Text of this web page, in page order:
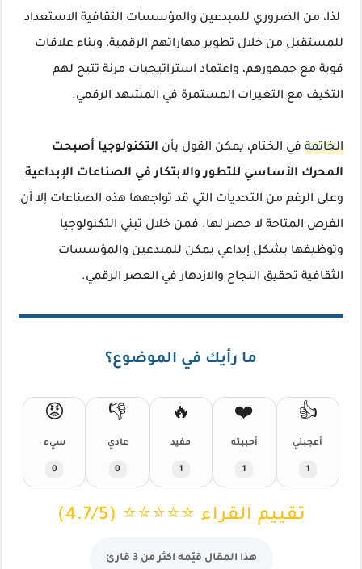
لذا، من الضروري للمبدعين والمؤسسات الثقافية الاستعداد
للمستقبل من خلال تطوير مهاراتهم الرقمية، وبناء علاقات
قوية مع جمهورهم، واعتماد استراتيجيات مرنة تتيح لهم
التكيف مع التغيرات المستمرة في المشهد الرقمي.
الخاتمة في الختام، يمكن القول بأن التكنولوجيا أصبحت
المحرك الأساسي للتطور والابتكار في الصناعات الإبداعية.
وعلى الرغم من التحديات التي قد تواجهها هذه الصناعات إلا أن
الفرص المتاحة لا حصر لها. فمن خلال تبني التكنولوجيا
وتوظيفها بشكل إبداعي يمكن للمبدعين والمؤسسات
الثقافية تحقيق النجاح والازدهار في العصر الرقمي.
ما رأيك في الموضوع؟
👍
أعجبني
1
❤️
أحببته
1
🔥
مفيد
1
👎
عادي
0
😡
سيء
0
تقييم القراء ⭐⭐⭐⭐⭐ (4.7/5)
هذا المقال قيّمه اكثر من 3 قارئ